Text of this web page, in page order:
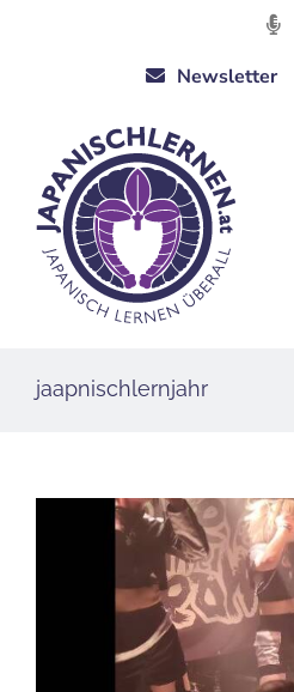
Newsletter
jaapnischlernjahr